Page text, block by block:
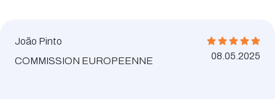
João Pinto
COMMISSION EUROPEENNE
08.05.2025